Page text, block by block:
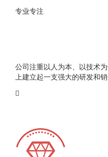
专业专注
公司注重以人为本、以技术
上建立起一支强大的研发和